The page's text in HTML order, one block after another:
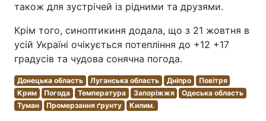
також для зустрічей із рідними та друзями.
Крім того, синоптикиня додала, що з 21 жовтня в
усій Україні очікується потепління до +12 +17
градусів та чудова сонячна погода.
Донецька область Луганська область Дніпро
Повітря
Крим
Погода Температура Запоріжжя
Одеська область
Туман
Промерзання ґрунту Килим.